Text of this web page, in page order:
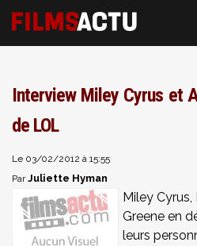
Interview Miley Cyrus et
de LOL
Le 03/02/2012 à 15:55
ParJuliette Hyman
Miley
Greene en
leurs